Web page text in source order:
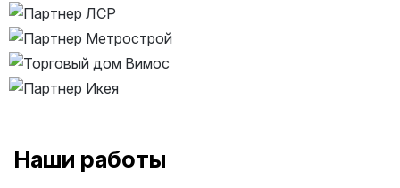
Наши работы